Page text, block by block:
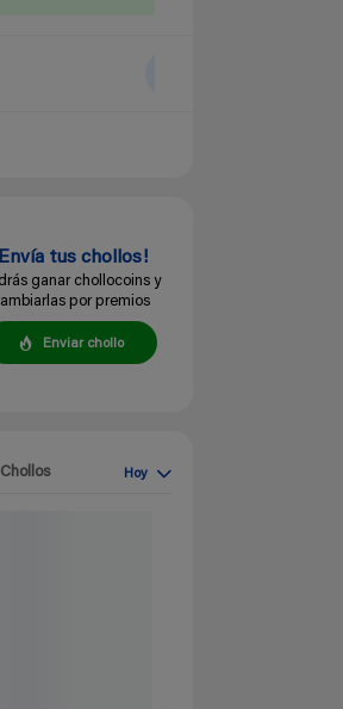
tus chollos!
ganar chollocoins y
por premios
Enviar chollo
Hoy